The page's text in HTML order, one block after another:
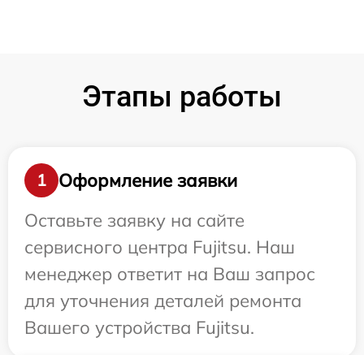
Этапы работы
1
Оформление заявки
Оставьте заявку на сайте
сервисного центра Fujitsu. Наш
менеджер ответит на Ваш запрос
для уточнения деталей ремонта
Вашего устройства Fujitsu.